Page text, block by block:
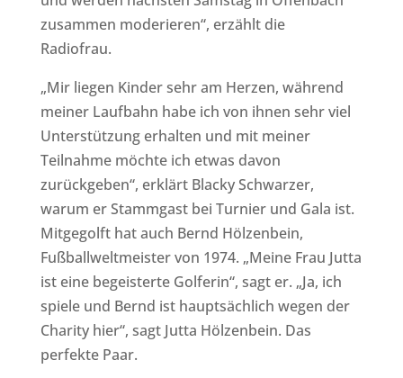
zusammen moderieren“, erzählt die
Radiofrau.
„Mir liegen Kinder sehr am Herzen, während
meiner Laufbahn habe ich von ihnen sehr viel
Unterstützung erhalten und mit meiner
Teilnahme möchte ich etwas davon
zurückgeben“, erklärt Blacky Schwarzer,
warum er Stammgast bei Turnier und Gala ist.
Mitgegolft hat auch Bernd Hölzenbein,
Fußballweltmeister von 1974. „Meine Frau Jutta
ist eine begeisterte Golferin“, sagt er. „Ja, ich
spiele und Bernd ist hauptsächlich wegen der
Charity hier“, sagt Jutta Hölzenbein. Das
perfekte Paar.